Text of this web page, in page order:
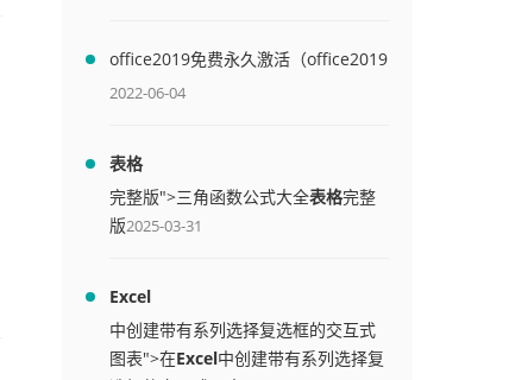
office2019免费永久激活（office2019
免费永久激活码）
2022-06-04
表格
完整版">三角函数公式大全表格完整
版2025-03-31
Excel
中创建带有系列选择复选框的交互式
图表">在Excel中创建带有系列选择复